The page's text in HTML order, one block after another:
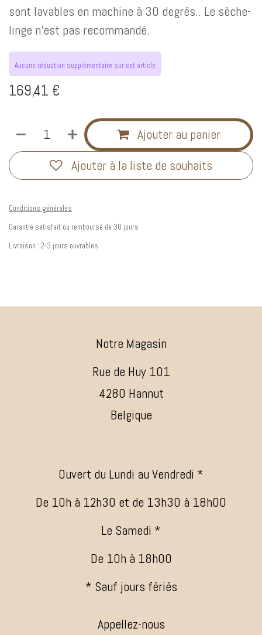
sont lavables en machine à 30 degrés.. Le sèche-
linge n’est pas recommandé.
Aucune réduction supplémentaire sur cet article
169,41 €
Ajouter au panier
Ajouter à la liste de souhaits
Conditions générales
Garantie satisfait ou remboursé de 30 jours
Livraison : 2-3 jours ouvrables
Notre Magasin
Rue de Huy 101
4280 Hannut
Belgique
Ouvert du Lundi au Vendredi *
De 10h à 12h30 et de 13h30 à 18h00
Le Samedi *
De 10h à 18h00
* Sauf jours fériés
Appellez-nous